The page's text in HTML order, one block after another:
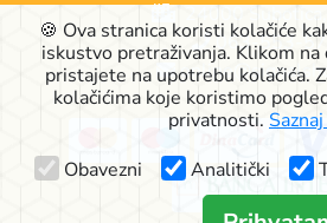
24000 Subotica,
063-553-
🍪 Ova stranica koristi kolačiće
iskustvo pretraživanja. Klikom
pristajete na upotrebu kolačića.
kolačićima koje koristimo
privatnosti.
Obavezni
Analitički